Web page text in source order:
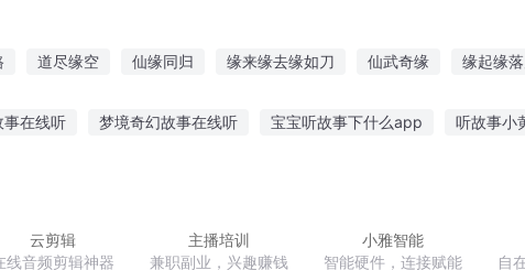
道尽缘空 仙缘同归 缘来缘去缘如刀 仙武奇缘 缘起缘
事在线听 梦境奇幻故事在线听 宝宝听故事下什么app 听故事小
云剪辑
线音频剪辑神器
主播培训
兼职副业，兴趣赚钱
小雅智能
智能硬件，连接赋能
自